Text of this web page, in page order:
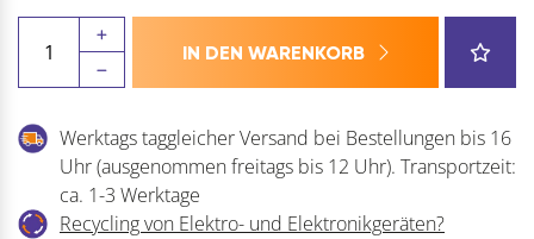
Zusatzverriegelung
ZV/F
Zentralverschluss
Menge
IN DEN WARENKORB
Werktags taggleicher Versand bei Bestellungen bis 16
Uhr (ausgenommen freitags bis 12 Uhr). Transportzeit:
ca. 1-3 Werktage
Recycling von Elektro- und Elektronikgeräten?